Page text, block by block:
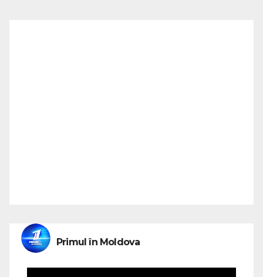
Primul în Moldova